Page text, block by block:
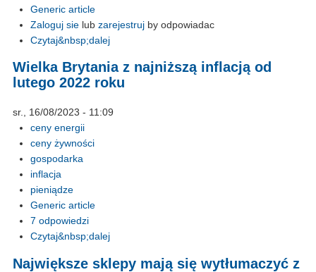
Generic article
Zaloguj sie lub zarejestruj by odpowiadac
Czytaj&nbsp;dalej
Wielka Brytania z najniższą inflacją od
lutego 2022 roku
sr., 16/08/2023 - 11:09
ceny energii
ceny żywności
gospodarka
inflacja
pieniądze
Generic article
7 odpowiedzi
Czytaj&nbsp;dalej
Największe sklepy mają się wytłumaczyć z